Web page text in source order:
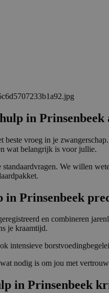
in Prinsenbeek
beste vroeg in je
wat belangrijk is voor jullie.
standaardvragen. We willen
Prinsenbeek
en combineren
je kraamtijd.
intensieve
nodig is om jou met
in Prinsenbeek